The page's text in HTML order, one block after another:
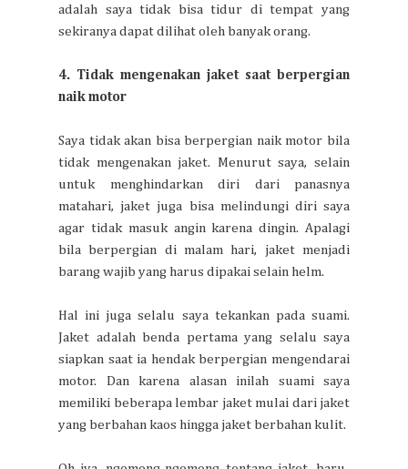
adalah saya tidak bisa tidur di tempat yang
sekiranya dapat dilihat oleh banyak orang.
4. Tidak mengenakan jaket saat berpergian
naik motor
Saya tidak akan bisa berpergian naik motor bila
tidak mengenakan jaket. Menurut saya, selain
untuk menghindarkan diri dari panasnya
matahari, jaket juga bisa melindungi diri saya
agar tidak masuk angin karena dingin. Apalagi
bila berpergian di malam hari, jaket menjadi
barang wajib yang harus dipakai selain helm.
Hal ini juga selalu saya tekankan pada suami.
Jaket adalah benda pertama yang selalu saya
siapkan saat ia hendak berpergian mengendarai
motor. Dan karena alasan inilah suami saya
memiliki beberapa lembar jaket mulai dari jaket
yang berbahan kaos hingga jaket berbahan kulit.